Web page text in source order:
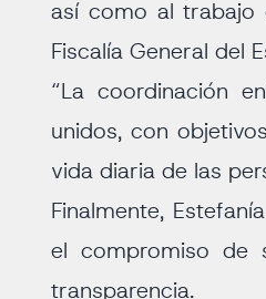
así como al trabajo
Fiscalía General del
“La coordinación
unidos, con
vida diaria de las
Finalmente,
el compromiso de
transparencia.